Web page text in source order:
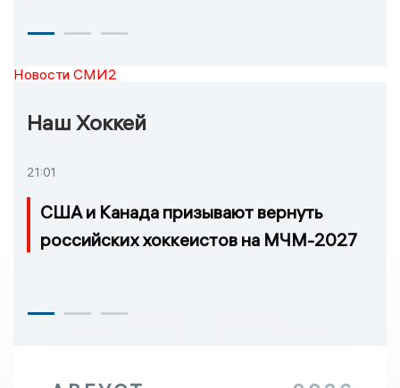
Новости СМИ2
Наш Хоккей
21:01
США и Канада призывают вернуть
российских хоккеистов на МЧМ-2027